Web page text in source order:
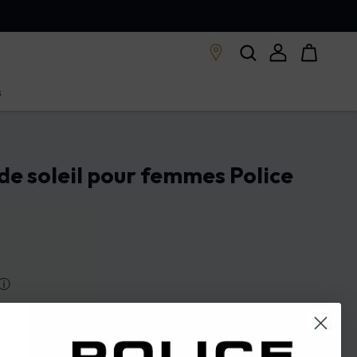
soleil pour femmes Police